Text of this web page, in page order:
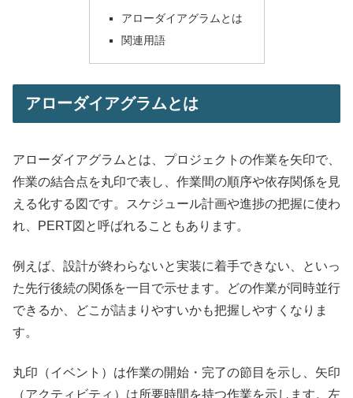
アローダイアグラムとは
関連用語
アローダイアグラムとは
アローダイアグラムとは、プロジェクトの作業を矢印で、
作業の結合点を丸印で表し、作業間の順序や依存関係を見
える化する図です。スケジュール計画や進捗の把握に使わ
れ、PERT図と呼ばれることもあります。
例えば、設計が終わらないと実装に着手できない、といっ
た先行後続の関係を一目で示せます。どの作業が同時並行
できるか、どこが詰まりやすいかも把握しやすくなりま
す。
丸印（イベント）は作業の開始・完了の節目を示し、矢印
（アクティビティ）は所要時間を持つ作業を示します。左